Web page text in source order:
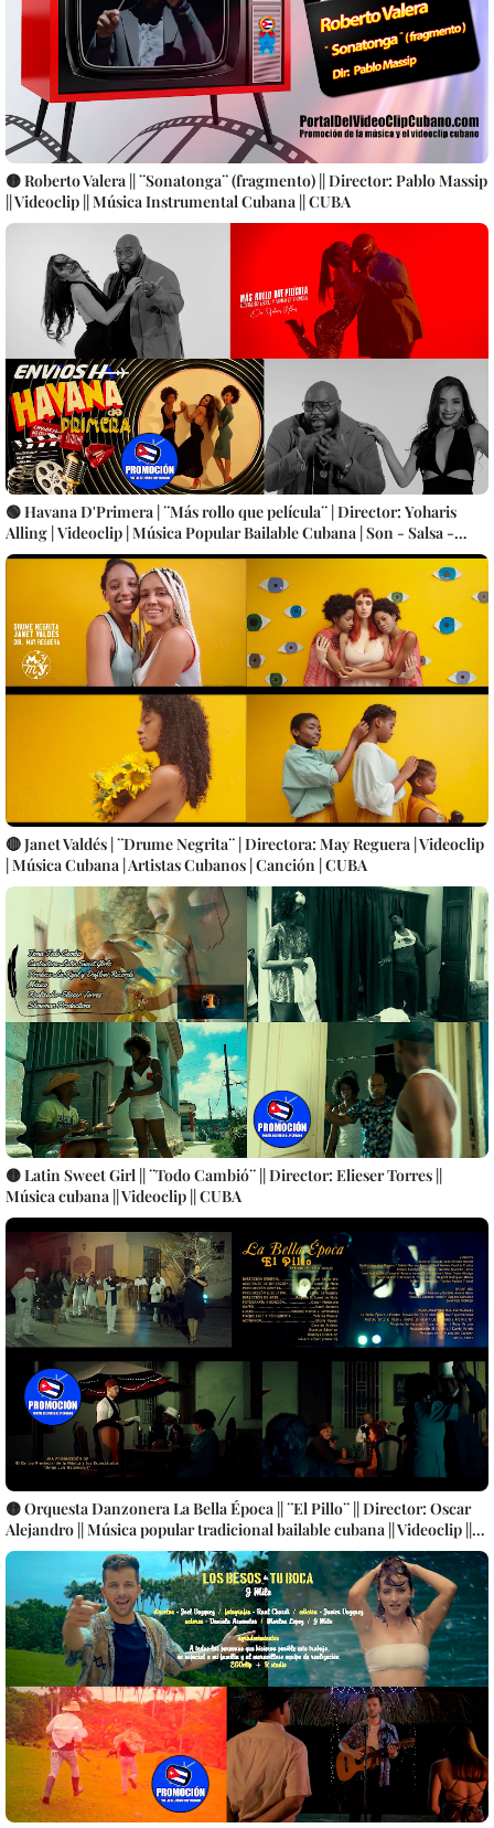
🟡 Roberto Valera || ¨Sonatonga¨ (fragmento) || Director: Pablo Massip
|| Videoclip || Música Instrumental Cubana || CUBA
🟢 Havana D'Primera | ¨Más rollo que película¨ | Director: Yoharis
Alling | Videoclip | Música Popular Bailable Cubana | Son - Salsa -
Timba | Artistas | CUBA
🔴 Janet Valdés | ¨Drume Negrita¨ | Directora: May Reguera | Videoclip
| Música Cubana | Artistas Cubanos | Canción | CUBA
🟡 Latin Sweet Girl || ¨Todo Cambió¨ || Director: Elieser Torres ||
Música cubana || Videoclip || CUBA
🟡 Orquesta Danzonera La Bella Época || ¨El Pillo¨ || Director: Oscar
Alejandro || Música popular tradicional bailable cubana || Videoclip ||
CUBA